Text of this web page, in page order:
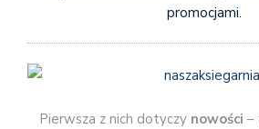
promocjami.
Pierwsza z nich dotyczy nowości –